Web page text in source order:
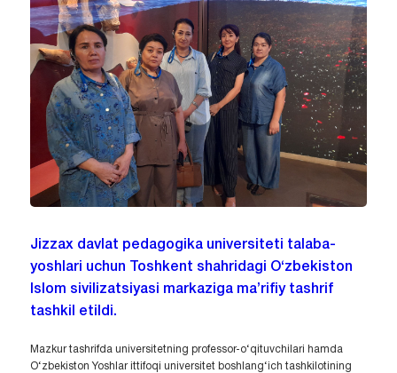
Jizzax davlat pedagogika universiteti talaba-
yoshlari uchun Toshkent shahridagi O‘zbekiston
Islom sivilizatsiyasi markaziga ma’rifiy tashrif
tashkil etildi.
Mazkur tashrifda universitetning professor-o‘qituvchilari hamda
O‘zbekiston Yoshlar ittifoqi universitet boshlang‘ich tashkilotining